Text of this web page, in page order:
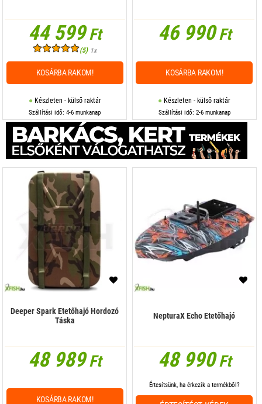
44 599Ft
(5) 1x
Készleten - külső raktár
Szállítási idő: 4-6 munkanap
KOSÁRBA RAKOM!
46 990Ft
Készleten - külső raktár
Szállítási idő: 2-6 munkanap
KOSÁRBA RAKOM!
Deeper Spark Etetőhajó Hordozó
Táska
48 989Ft
KOSÁRBA RAKOM!
NepturaX Echo Etetőhajó
48 990Ft
Értesítsünk, ha érkezik a termékből?